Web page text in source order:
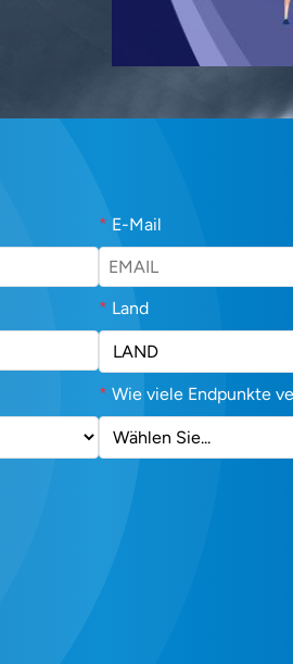
* E-Mail
* Land
* Wie viele Endpunkte